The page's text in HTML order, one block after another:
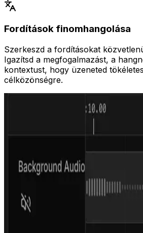
Fordítások finomhangolása
Szerkeszd a fordításokat
Igazítsd a megfogalmazást, a
kontextust, hogy üzeneted
célközönségre.